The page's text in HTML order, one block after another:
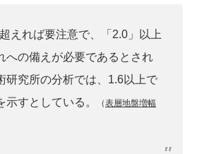
えれば要注意で、「2.0」以上
への備えが必要であるとされ
研究所の分析では、1.6以上で
すとしている。
（表層地盤増幅